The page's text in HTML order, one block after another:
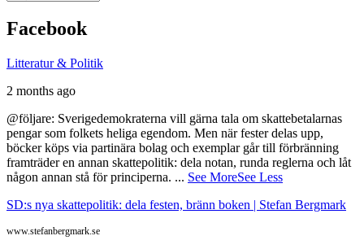
Facebook
Litteratur & Politik
2 months ago
@följare: Sverigedemokraterna vill gärna tala om skattebetalarnas
pengar som folkets heliga egendom. Men när fester delas upp,
böcker köps via partinära bolag och exemplar går till förbränning
framträder en annan skattepolitik: dela notan, runda reglerna och låt
någon annan stå för principerna. ... See MoreSee Less
SD:s nya skattepolitik: dela festen, bränn boken | Stefan Bergmark
www.stefanbergmark.se